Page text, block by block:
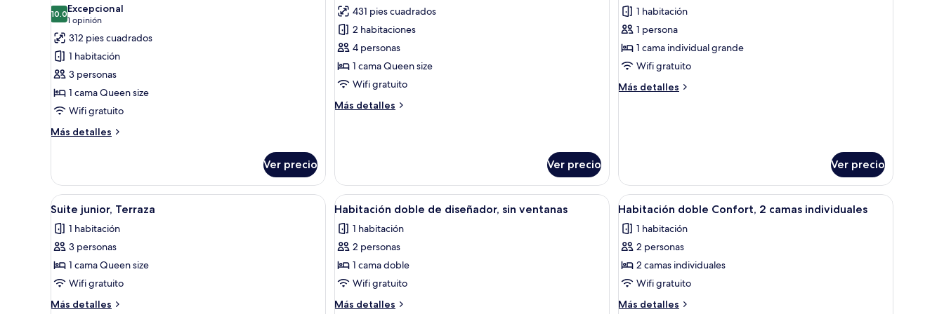
balcón
las
fotos
de
Suite
junior,
balcón
10.010.0 de 10
Excepcional
1 opinión
(1
opinión)
312 pies cuadrados
1 habitación
3 personas
1 cama Queen size
Wifi gratuito
Más detalles
Más
junior,
balcón
Ver precio
las
fotos
de
Habitación
familiar
431 pies cuadrados
2 habitaciones
4 personas
1 cama Queen size
Wifi gratuito
Más detalles
Más
Ver precio
las
fotos
de
Habitación
empresarial
individual,
1 habitación
1 persona
1 cama individual grande
Wifi gratuito
Más detalles
Más
Ver precio
Abrir
todas
las
fotos
de
Suite
junior,
Habitación de hotel con una cama, una silla, una mesa y dos otomanas.
10
Suite junior, Terraza
1 habitación
3 personas
1 cama Queen size
Wifi gratuito
Más detalles
Más
Abrir
todas
las
fotos
de
Habitación
doble
Un dormitorio con cama, una silla, televisor y tragaluz.
9
Habitación doble de diseñador, sin ventanas
1 habitación
2 personas
1 cama doble
Wifi gratuito
Más detalles
Más
Abrir
todas
las
fotos
de
Habitación
doble
Una cama, una mesita redonda con un
8
Habitación doble Confort, 2 camas individuales
1 habitación
2 personas
2 camas individuales
Wifi gratuito
Más detalles
Más